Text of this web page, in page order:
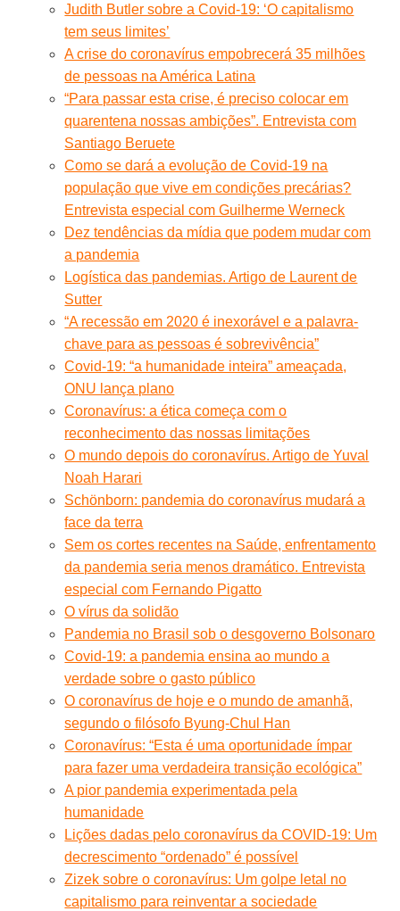
Judith Butler sobre a Covid-19: ‘O capitalismo
tem seus limites’
A crise do coronavírus empobrecerá 35 milhões
de pessoas na América Latina
“Para passar esta crise, é preciso colocar em
quarentena nossas ambições”. Entrevista com
Santiago Beruete
Como se dará a evolução de Covid-19 na
população que vive em condições precárias?
Entrevista especial com Guilherme Werneck
Dez tendências da mídia que podem mudar com
a pandemia
Logística das pandemias. Artigo de Laurent de
Sutter
“A recessão em 2020 é inexorável e a palavra-
chave para as pessoas é sobrevivência”
Covid-19: “a humanidade inteira” ameaçada,
ONU lança plano
Coronavírus: a ética começa com o
reconhecimento das nossas limitações
O mundo depois do coronavírus. Artigo de Yuval
Noah Harari
Schönborn: pandemia do coronavírus mudará a
face da terra
Sem os cortes recentes na Saúde, enfrentamento
da pandemia seria menos dramático. Entrevista
especial com Fernando Pigatto
O vírus da solidão
Pandemia no Brasil sob o desgoverno Bolsonaro
Covid-19: a pandemia ensina ao mundo a
verdade sobre o gasto público
O coronavírus de hoje e o mundo de amanhã,
segundo o filósofo Byung-Chul Han
Coronavírus: “Esta é uma oportunidade ímpar
para fazer uma verdadeira transição ecológica”
A pior pandemia experimentada pela
humanidade
Lições dadas pelo coronavírus da COVID-19: Um
decrescimento “ordenado” é possível
Zizek sobre o coronavírus: Um golpe letal no
capitalismo para reinventar a sociedade